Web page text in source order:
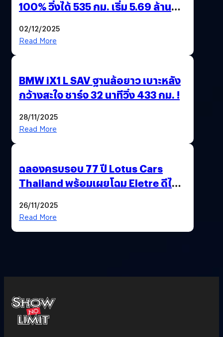
100% วิ่งได้ 535 กม. เริ่ม 5.69 ล้าน
02/12/2025
Read More
BMW iX1 L SAV ฐานล้อยาว เบาะหลัง
กว้างสะใจ ชาร์จ 32 นาทีวิ่ง 433 กม. !
28/11/2025
Read More
ฉลองครบรอบ 77 ปี Lotus Cars
Thailand พร้อมเผยโฉม Eletre ดีไซน์
26/11/2025
Read More